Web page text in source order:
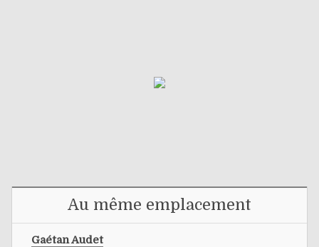
Au même emplacement
Gaétan Audet